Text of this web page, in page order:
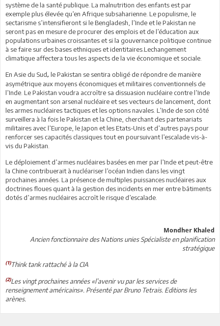
système de la santé publique. La malnutrition des enfants est par
exemple plus élevée qu’en Afrique subsaharienne. Le populisme, le
sectarisme s’intensifieront si le Bengladesh, l’Inde et le Pakistan ne
seront pas en mesure de procurer des emplois et de l’éducation aux
populations urbaines croissantes et si la gouvernance politique continue
à se faire sur des bases ethniques et identitaires.Lechangement
climatique affectera tous les aspects de la vie économique et sociale.
En Asie du Sud, le Pakistan se sentira obligé de répondre de manière
asymétrique aux moyens économiques et militaires conventionnels de
l’Inde. Le Pakistan voudra accroître sa dissuasion nucléaire contre l’Inde
en augmentant son arsenal nucléaire et ses vecteurs de lancement, dont
les armes nucléaires tactiques et les options navales. L’Inde de son côté
surveillera à la fois le Pakistan et la Chine, cherchant des partenariats
militaires avec l’Europe, le Japon et les Etats-Unis et d’autres pays pour
renforcer ses capacités classiques tout en poursuivant l’escalade vis-à-
vis du Pakistan.
Le déploiement d’armes nucléaires basées en mer par l’Inde et peut-être
la Chine contribuerait à nucléariser l’océan Indien dans les vingt
prochaines années. La présence de multiples puissances nucléaires aux
doctrines floues quant à la gestion des incidents en mer entre bâtiments
dotés d’armes nucléaires accroît le risque d’escalade.
Mondher Khaled
Ancien fonctionnaire des Nations unies Spécialiste en planification
stratégique
(1)Think tank rattaché à la CIA
(2)Les vingt prochaines années «l’avenir vu par les services de
renseignement américains». Présenté par Bruno Tetrais. Editions les
arènes.